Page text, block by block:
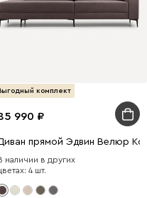
комплект
990
прямой Эдвин Велюр
наличии в других
4 шт.